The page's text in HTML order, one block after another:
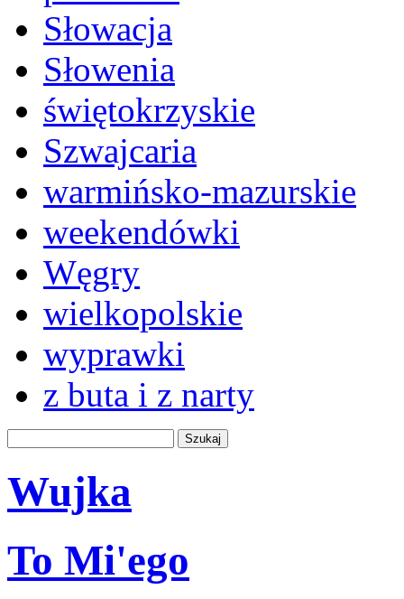
Słowacja
Słowenia
świętokrzyskie
Szwajcaria
warmińsko-mazurskie
weekendówki
Węgry
wielkopolskie
wyprawki
z buta i z narty
Wujka
To Mi'ego